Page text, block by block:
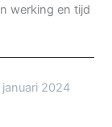
werking en tijd
2024